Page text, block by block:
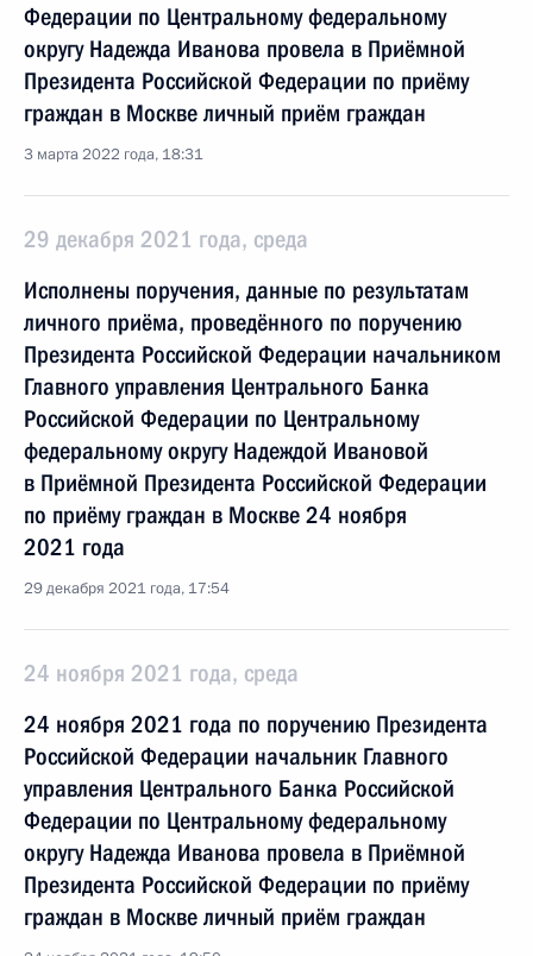
Федерации по Центральному федеральному
округу Надежда Иванова провела в Приёмной
Президента Российской Федерации по приёму
граждан в Москве личный приём граждан
3 марта 2022 года, 18:31
29 декабря 2021 года, среда
Исполнены поручения, данные по результатам
личного приёма, проведённого по поручению
Президента Российской Федерации начальником
Главного управления Центрального Банка
Российской Федерации по Центральному
федеральному округу Надеждой Ивановой
в Приёмной Президента Российской Федерации
по приёму граждан в Москве 24 ноября
2021 года
29 декабря 2021 года, 17:54
24 ноября 2021 года, среда
24 ноября 2021 года по поручению Президента
Российской Федерации начальник Главного
управления Центрального Банка Российской
Федерации по Центральному федеральному
округу Надежда Иванова провела в Приёмной
Президента Российской Федерации по приёму
граждан в Москве личный приём граждан